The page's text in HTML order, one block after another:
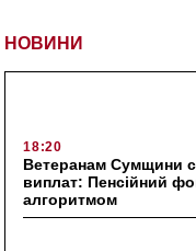
НОВИНИ
18:20
Ветеранам Сумщини
виплат: Пенсійний
алгоритмом